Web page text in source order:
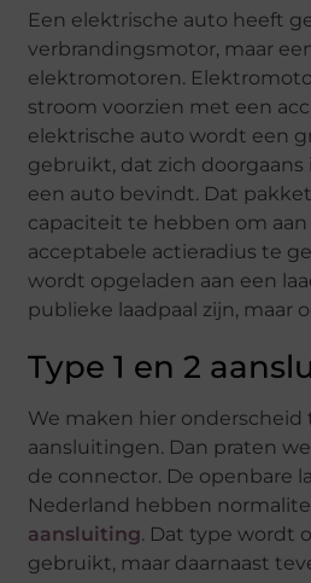
Een elektrische auto heeft
verbrandingsmotor, maar
elektromotoren.
stroom voorzien met een
elektrische auto wordt een
gebruikt, dat zich doorgaans
een auto bevindt. Dat
capaciteit te hebben om
acceptabele actieradius te
wordt opgeladen aan een
publieke laadpaal zijn, maar
Type 1 en 2
We maken hier onderscheid
aansluitingen. Dan praten
de connector. De openbare
Nederland hebben
aansluiting. Dat type wordt
gebruikt, maar daarnaast